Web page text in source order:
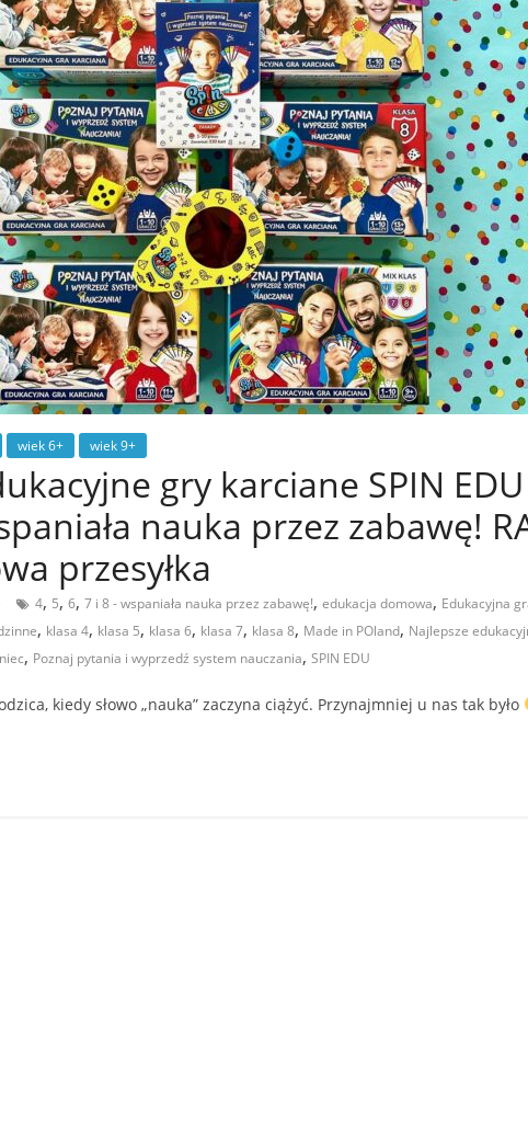
wiek 6+ wiek 9+
gry karciane SPIN
nauka przez zabawę!
przesyłka
4, 5, 6, 7 i 8 - wspaniała nauka przez zabawę!, edukacja domowa, Edukacyjna
, klasa 4, klasa 5, klasa 6, klasa 7, klasa 8, Made in POland, Najlepsze
, Poznaj pytania i wyprzedź system nauczania, SPIN EDU
kiedy słowo „nauka” zaczyna ciążyć. Przynajmniej u nas tak było